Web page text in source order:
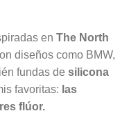
en The North
diseños como BMW,
fundas de silicona
favoritas: las
flúor.